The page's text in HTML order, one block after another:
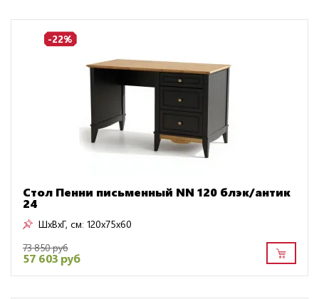
-22%
Стол Пенни письменный NN 120 блэк/антик
24
ШxВxГ, см: 120x75x60
73 850 руб
57 603 руб